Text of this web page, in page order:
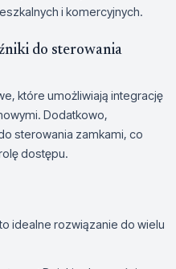
i komercyjnych.
do sterowania
które umożliwiają integrację
Dodatkowo,
sterowania zamkami, co
dostępu.
idealne rozwiązanie do wielu